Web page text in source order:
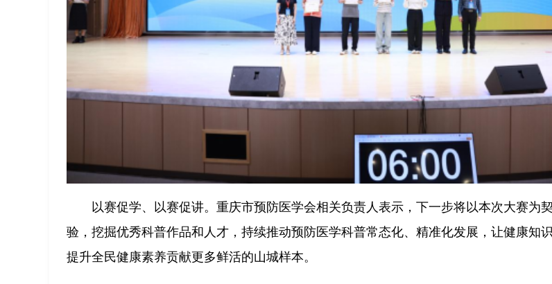
以赛促学、以赛促讲。重庆市预防医学会相关负责人表示，下一步将以本次大赛为
验，挖掘优秀科普作品和人才，持续推动预防医学科普常态化、精准化发展，让健康知
提升全民健康素养贡献更多鲜活的山城样本。